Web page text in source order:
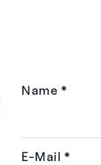
Name *
E-Mail *